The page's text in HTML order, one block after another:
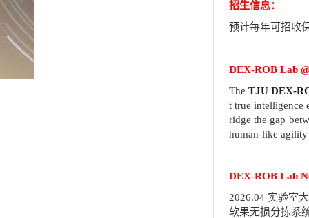
招生信息：
预计每年可招收
DEX-ROB Lab
The TJU DEX-
t true intelligence
ridge the gap
human-like
DEX-ROB Lab
2026.04 实验室
软果无损分拣系